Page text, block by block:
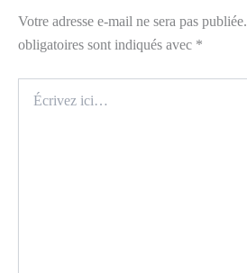
Votre adresse e-mail ne sera pas publiée.
obligatoires sont indiqués avec *
ici…